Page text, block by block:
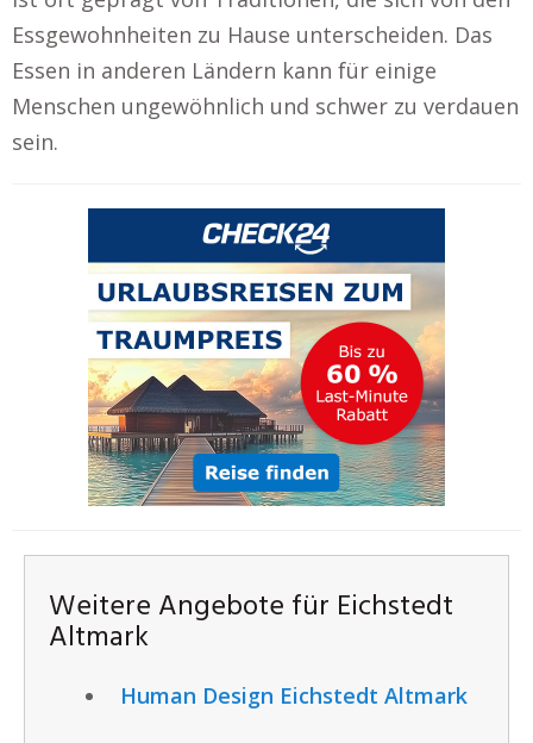
Essgewohnheiten zu Hause unterscheiden. Das
Essen in anderen Ländern kann für einige
Menschen ungewöhnlich und schwer zu verdauen
sein.
Weitere Angebote für Eichstedt
Altmark
Human Design Eichstedt Altmark